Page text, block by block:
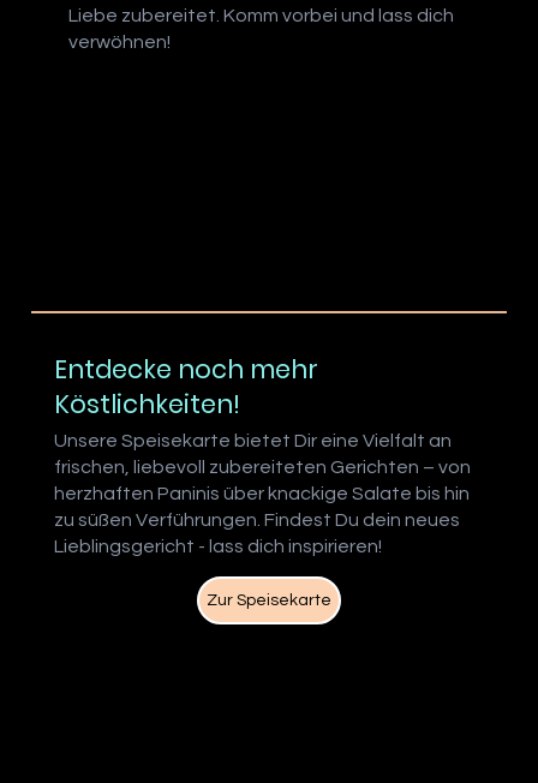
Liebe zubereitet. Komm vorbei und lass dich
verwöhnen!
Entdecke noch mehr
Köstlichkeiten!
Unsere Speisekarte bietet Dir eine Vielfalt an
frischen, liebevoll zubereiteten Gerichten – von
herzhaften Paninis über knackige Salate bis hin
zu süßen Verführungen. Findest Du dein neues
Lieblingsgericht - lass dich inspirieren!
Zur Speisekarte